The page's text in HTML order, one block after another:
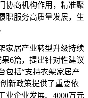
商机构作用，精准聚
职服务高质量发展，生
居产业转型升级持续
6篇，提出针对性建议
包括“支持衣架家居产
新政策提供了重要依
业企业发展、4000万元